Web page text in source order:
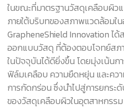
ในขณะที่มาตรฐานวัสดุเคลือบผิ
ภายใต้บริบทของสภาพแวดล้อมใ
GrapheneShield Innovation ไ
ออกแบบวัสดุ ที่ต้องตอบโจทย์สภ
ในปัจจุบันได้ดียิ่งขึ้น โดยมุ่งเน้นก
ฟิล์มเคลือบ ความยืดหยุ่น และคว
การกัดกร่อน ซึ่งนำไปสู่การยกระ
ของวัสดุเคลือบผิวในอุตสาหกรรม